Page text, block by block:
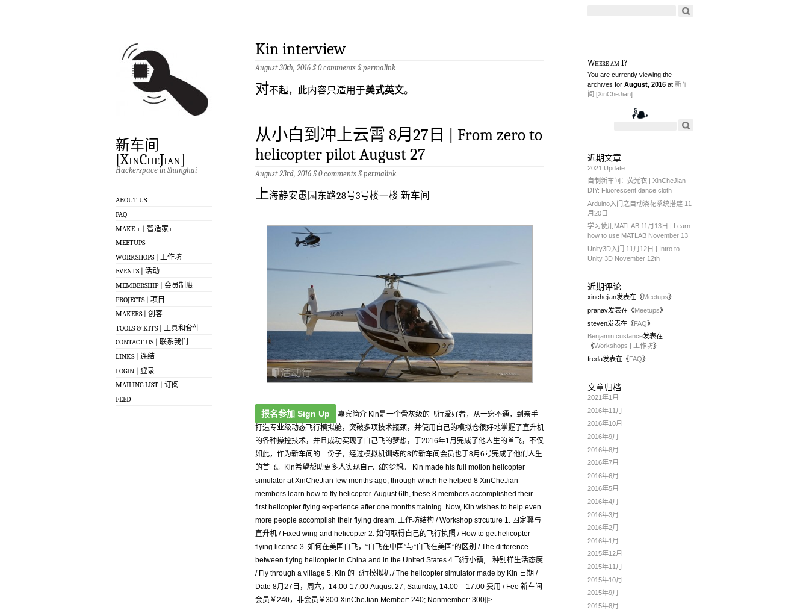
新车间
[XinCheJian]
Hackerspace in Shanghai
ABOUT US
FAQ
MAKE + | 智造家+
MEETUPS
WORKSHOPS | 工作坊
EVENTS | 活动
MEMBERSHIP | 会员制度
PROJECTS | 项目
MAKERS | 创客
TOOLS & KITS | 工具和套件
CONTACT US | 联系我们
LINKS | 连结
LOGIN | 登录
MAILING LIST | 订阅
FEED
Kin interview
August 30th, 2016 §0 comments §permalink
对不起，此内容只适用于美式英文。
从小白到冲上云霄 8月27日 | From zero to
helicopter pilot August 27
August 23rd, 2016 §0 comments §permalink
上海静安愚园东路28号3号楼一楼 新车间
报名参加 Sign Up
嘉宾简介 Kin是一个骨灰级的飞行爱好者，从一窍不通，到亲手
打造专业级动态飞行模拟舱，突破多项技术瓶颈，并使用自己的模拟仓很好地掌握了直升机
的各种操控技术，并且成功实现了自己飞的梦想，于2016年1月完成了他人生的首飞，不仅
如此，作为新车间的一份子，经过模拟机训练的8位新车间会员也于8月6号完成了他们人生
的首飞。Kin希望帮助更多人实现自己飞的梦想。 Kin made his full motion helicopter
simulator at XinCheJian few months ago, through which he helped 8 XinCheJian
members learn how to fly helicopter. August 6th, these 8 members accomplished their
first helicopter flying experience after one months training. Now, Kin wishes to help even
more people accomplish their flying dream. 工作坊结构 / Workshop strcuture 1. 固定翼与
直升机 / Fixed wing and helicopter 2. 如何取得自己的飞行执照 / How to get helicopter
flying license 3. 如何在美国自飞，“自飞在中国”与“自飞在美国”的区别 / The difference
between flying helicopter in China and in the United States 4.飞行小镇,一种别样生活态度
/ Fly through a village 5. Kin 的飞行模拟机 / The helicopter simulator made by Kin 日期 /
Date 8月27日，周六，14:00-17:00 August 27, Saturday, 14:00 – 17:00 费用 / Fee 新车间
会员￥240，非会员￥300 XinCheJian Member: 240; Nonmember: 300]]>
Where am I?
You are currently viewing the
archives for August, 2016 at 新车
间 [XinCheJian]
近期文章
2021 Update
自制新车间：荧光衣 | XinCheJian
DIY: Fluorescent dance cloth
Arduino入门之自动浇花系统搭建 11
月20日
学习使用MATLAB 11月13日 | Learn
how to use MATLAB November 13
Unity3D入门 11月12日 | Intro to
Unity 3D November 12th
近期评论
xinchejian发表在《 Meetups》
pranav发表在《Meetups》
steven发表在《FAQ》
Benjamin custance发表在
《Workshops | 工作坊》
freda发表在《FAQ》
文章归档
2021年1月
2016年11月
2016年10月
2016年9月
2016年8月
2016年7月
2016年6月
2016年5月
2016年4月
2016年3月
2016年2月
2016年1月
2015年12月
2015年11月
2015年10月
2015年9月
2015年8月